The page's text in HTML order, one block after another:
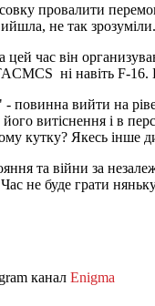
провалити
не так
цей час він
ні навіть F-
- повинна вийти на
його витіснення і в
кутку? Якеcь iнше
та війни за
не буде грати
канал Enigma